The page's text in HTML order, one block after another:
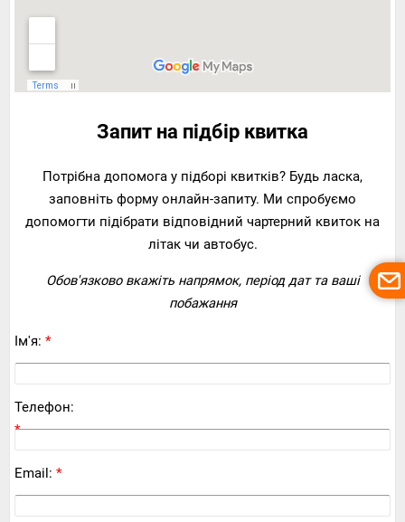
Запит на підбір квитка
Потрібна допомога у підборі квитків? Будь ласка,
заповніть форму онлайн-запиту. Ми спробуємо
допомогти підібрати відповідний чартерний квиток на
літак чи автобус.
Обов'язково вкажіть напрямок, період дат та ваші
побажання
Ім'я: *
Телефон:
*
Email: *